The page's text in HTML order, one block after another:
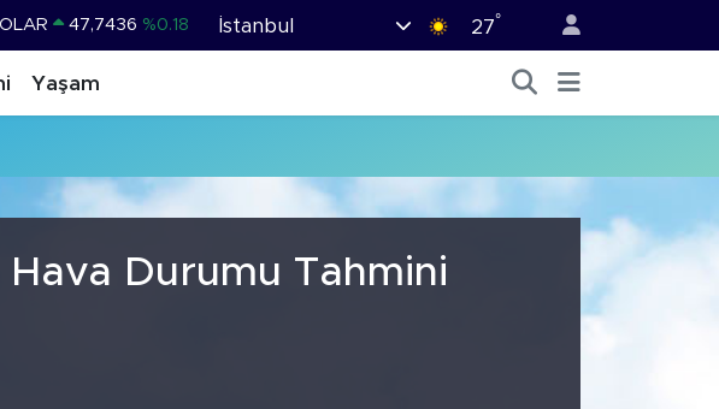
47,7436 %0.18
64,4811 %0.38
BİST100 13.779 %-14
İstanbul 27°
Yaşam
Hava Durumu Tahmini